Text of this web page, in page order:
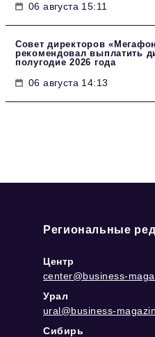
06 августа 15:11
Совет директоров
рекомендовал выплатить
полугодие 2026 года
06 августа 14:13
Региональные
Центр
center@business-
Урал
ural@business-
Сибирь